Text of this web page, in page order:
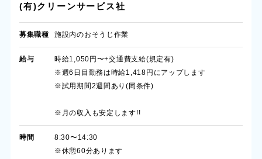
(有)クリーンサービス社
募集職種 施設内のおそうじ作業
給与
時給1,050円〜+交通費支給(規定有)
※週6日目勤務は時給1,418円にアップします
※試用期間2週間あり(同条件)
※月の収入も安定します!!
時間
8:30〜14:30
※休憩60分あります